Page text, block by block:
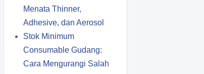
Menata Thinner,
Adhesive, dan Aerosol
Stok Minimum
Consumable Gudang:
Cara Mengurangi Salah